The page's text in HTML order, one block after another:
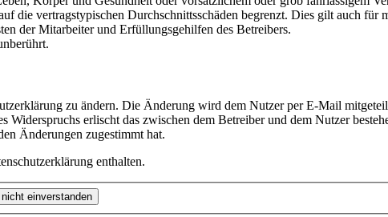
die vertragstypischen Durchschnittsschäden begrenzt. Dies gilt auch für
der Mitarbeiter und Erfüllungsgehilfen des Betreibers.
zu ändern. Die Änderung wird dem Nutzer per E-Mail
erlischt das zwischen dem Betreiber und dem Nutzer
Änderungen zugestimmt hat.
enthalten.